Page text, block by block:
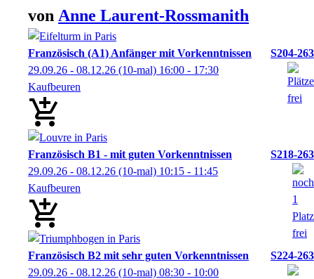
von Anne Laurent-Rossmanith
Französisch (A1) Anfänger mit Vorkenntnissen
S204-263
29.09.26 - 08.12.26 (10-mal) 16:00 - 17:30
Kaufbeuren
Französisch B1 - mit guten Vorkenntnissen
S218-263
29.09.26 - 08.12.26 (10-mal) 10:15 - 11:45
Kaufbeuren
Französisch B2 mit sehr guten Vorkenntnissen
S224-263
29.09.26 - 08.12.26 (10-mal) 08:30 - 10:00